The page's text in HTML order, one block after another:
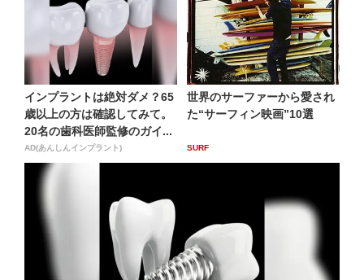
インプラントは絶対ダメ？65
歳以上の方は確認してみて。
20名の歯科医師監修のガイ...
AD(あんしんインプラント)
世界のサーファーから愛され
た“サーフィン映画”10選
SURF